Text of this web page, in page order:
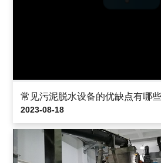
常见污泥脱水设备的优缺点有哪
2023-08-18